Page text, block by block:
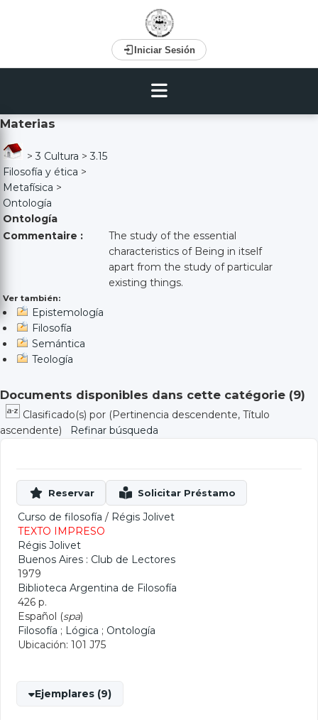
Iniciar Sesión
Materias
>3 Cultura >3.15
Filosofía y ética >
Metafísica >
Ontología
Ontología
Commentaire :
The study of the essential
characteristics of Being in itself
apart from the study of particular
existing things.
Ver también:
Epistemología
Filosofía
Semántica
Teología
Documents disponibles dans cette catégorie (9)
Clasificado(s) por (Pertinencia descendente, Título
ascendente)
Refinar búsqueda
Curso de filosofía / Régis Jolivet
TEXTO IMPRESO
Régis Jolivet
Buenos Aires : Club de Lectores
1979
Biblioteca Argentina de Filosofía
426 p.
Español (spa)
Filosofía ; Lógica ; Ontología
Ubicación: 101 J75
Ejemplares (9)